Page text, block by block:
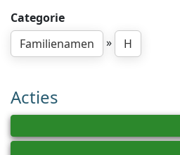
Categorie
Familienamen
» H
Acties